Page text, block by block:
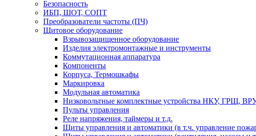
Безопасность
ИБП, ШОТ, СОПТ
Преобразователи частоты (ПЧ)
Щитовое оборудование
Взрывозащищенное оборудование
Изделия электромонтажные и инструменты
Коммутационная аппаратура
Компоненты
Корпуса, Термошкафы
Маркировка
Модульная автоматика
Низковольтные комплектные устройства НКУ, ГРЩ,
Пульты управления
Реле напряжения, таймеры и т.д.
Щиты управления и автоматики (в т.ч. управление